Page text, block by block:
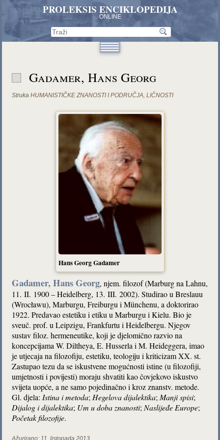
PROLEKSIS ENCIKLOPEDIJA
ONLINE
Gadamer, Hans Georg
Struka HUMANISTIČKE ZNANOSTI I PODRUČJA,LIČNOSTI
Hans Georg Gadamer
Gadamer, Hans Georg, njem. filozof (Marburg na Lahnu,
11. II. 1900 – Heidelberg, 13. III. 2002). Studirao u Breslauu
(Wrocławu), Marburgu, Freiburgu i Münchenu, a doktorirao
1922. Predavao estetiku i etiku u Marburgu i Kielu. Bio je
sveuč. prof. u Leipzigu, Frankfurtu i Heidelbergu. Njegov
sustav filoz. hermeneutike, koji je djelomično razvio na
koncepcijama W. Diltheya, E. Husserla i M. Heideggera, imao
je utjecaja na filozofiju, estetiku, teologiju i kriticizam XX. st.
Zastupao tezu da se iskustvene mogućnosti istine (u filozofiji,
umjetnosti i povijesti) moraju shvatiti kao čovjekovo iskustvo
svijeta uopće, a ne samo pojedinačno i kroz znanstv. metode.
Gl. djela:Istina i metoda;Hegelova dijalektika;Manji spisi;
Dijalog i dijalektika; Um u doba znanosti;Naslijeđe Europe;
Početak filozofije.